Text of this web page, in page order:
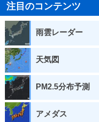
注目のコンテンツ
雨雲レーダー
天気図
PM2.5分布予測
アメダス